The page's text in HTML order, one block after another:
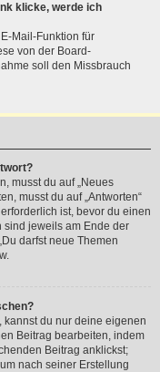
klicke, werde ich
Mail-Funktion für
von der Board-
soll den Missbrauch
musst du auf „Neues
musst du auf „Antworten“
ist, bevor du einen
sind jeweils am Ende der
darfst neue Themen
kannst du nur deine eigenen
Beitrag bearbeiten, indem
Beitrag anklickst;
nach seiner Erstellung